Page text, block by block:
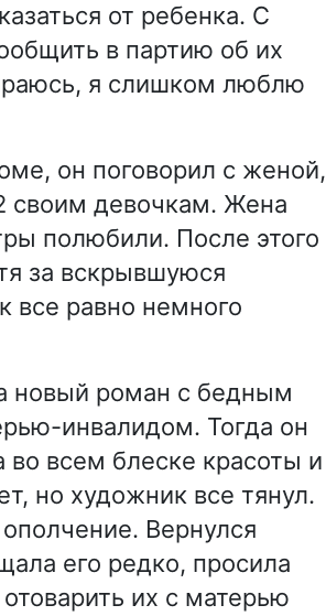
от ребенка. С
в партию об их
я слишком люблю
он поговорил с женой,
своим девочкам. Жена
полюбили. После этого
за вскрывшуюся
все равно немного
новый роман с бедным
инвалидом. Тогда он
во всем блеске красоты и
но художник все тянул.
Вернулся
его редко, просила
их с матерью